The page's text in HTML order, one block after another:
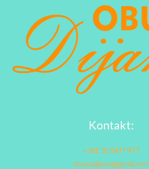
Kontakt:
+381 35 8477 977
obucadijana@gmail.com